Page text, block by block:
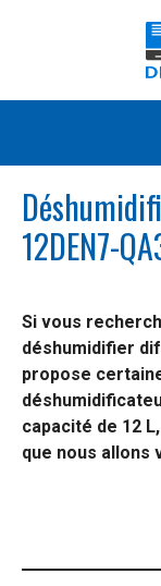
12DEN7-
Si vous
déshumidifier
propose
capacité de 12
que nous allons